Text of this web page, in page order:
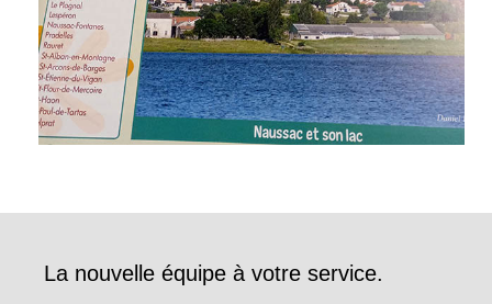
La nouvelle équipe à votre service.